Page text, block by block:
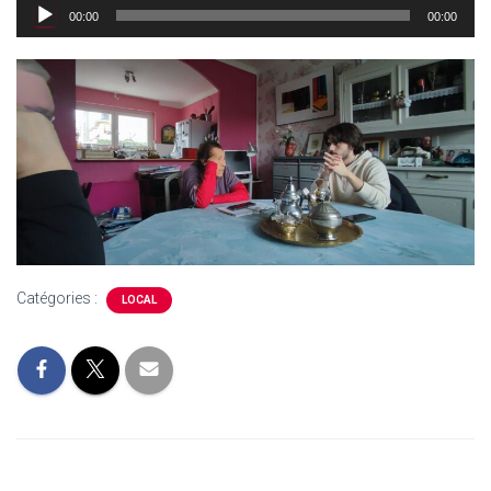
Lecteur
audio
00:00 00:00
Catégories : LOCAL